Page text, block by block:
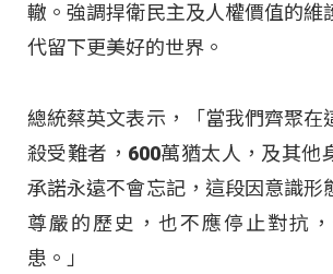
轍。強調捍衛民主及人權價值的維
代留下更美好的世界。
總統蔡英文表示，「當我們齊聚在
殺受難者，600萬猶太人，及其他
承諾永遠不會忘記，這段因意識形
尊嚴的歷史，也不應停止對抗
患。」